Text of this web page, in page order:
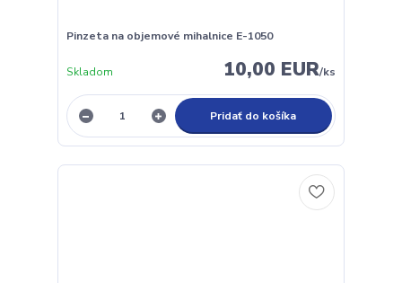
Pinzeta na objemové mihalnice E-1050
10,00 EUR/ks
Skladom
Pridať do košíka